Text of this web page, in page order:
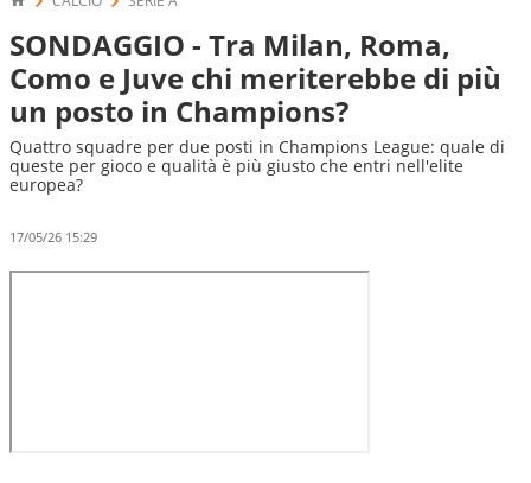
SONDAGGIO - Tra Milan, Roma,
Como e Juve chi meriterebbe di più
un posto in Champions?
Quattro squadre per due posti in Champions League: quale di
queste per gioco e qualità è più giusto che entri nell'elite
europea?
17/05/26 15:29